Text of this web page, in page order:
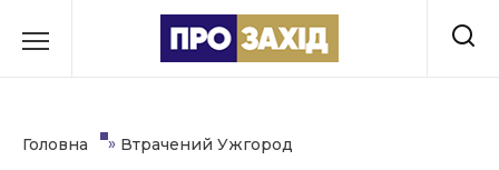
до
Головна » Втрачений Ужгород